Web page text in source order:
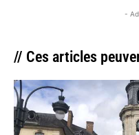
-
// Ces articles